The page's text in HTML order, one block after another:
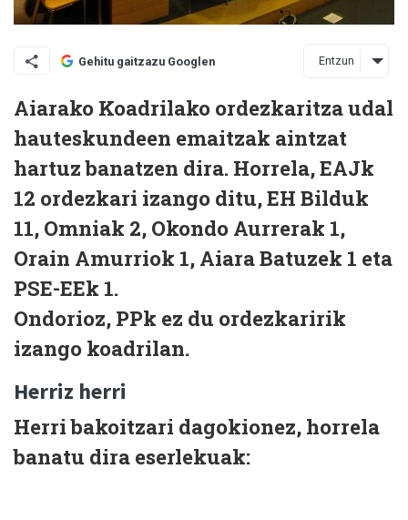
Gehitu gaitzazu Googlen Entzun
Aiarako Koadrilako ordezkaritza udal
hauteskundeen emaitzak aintzat
hartuz banatzen dira. Horrela, EAJk
12 ordezkari izango ditu, EH Bilduk
11, Omniak 2, Okondo Aurrerak 1,
Orain Amurriok 1, Aiara Batuzek 1 eta
PSE-EEk 1.
Ondorioz, PPk ez du ordezkaririk
izango koadrilan.
Herriz herri
Herri bakoitzari dagokionez, horrela
banatu dira eserlekuak: